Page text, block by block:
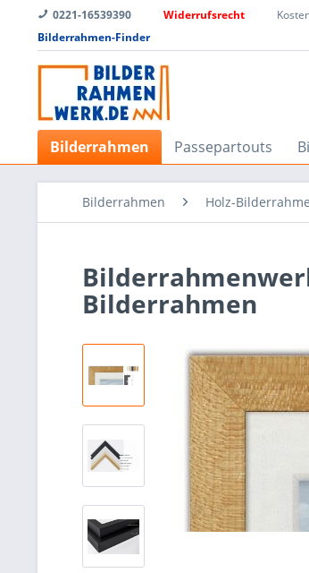
0221-16539390 Widerrufsrecht
Bilderrahmen-Finder
Bilderrahmen Passepartouts
Bilderrahmen Holz-
Bilderrahmen